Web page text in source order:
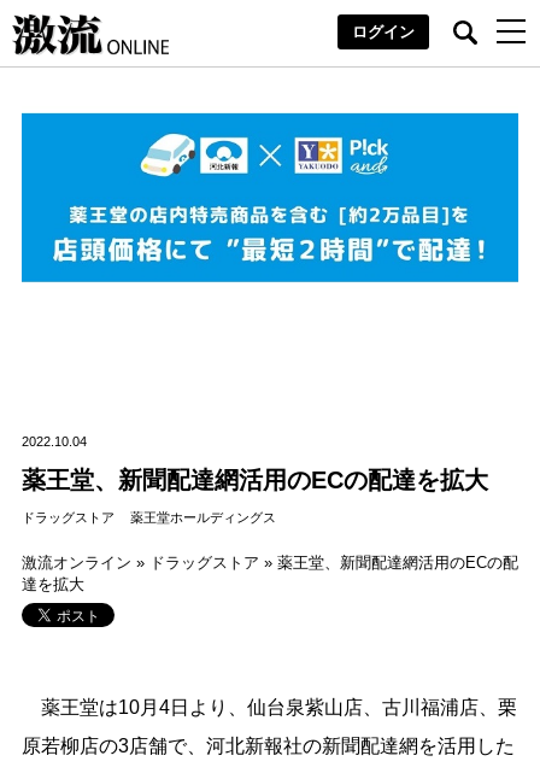
ログイン
2022.10.04
薬王堂、新聞配達網活用のECの配達を拡大
ドラッグストア 薬王堂ホールディングス
激流オンライン » ドラッグストア » 薬王堂、新聞配達網活用のECの配
達を拡大
薬王堂は10月4日より、仙台泉紫山店、古川福浦店、栗
原若柳店の3店舗で、河北新報社の新聞配達網を活用した